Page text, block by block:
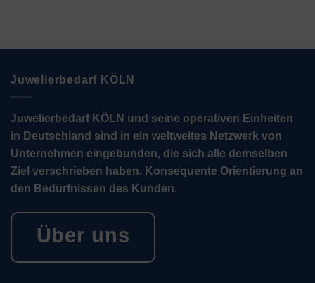
Juwelierbedarf KÖLN
Juwelierbedarf KÖLN und seine operativen Einheiten
in Deutschland sind in ein weltweites Netzwerk von
Unternehmen eingebunden, die sich alle demselben
Ziel verschrieben haben. Konsequente Orientierung an
den Bedürfnissen des Kunden.
Über uns